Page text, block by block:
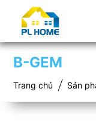
B-GEM
Trang chủ Sản